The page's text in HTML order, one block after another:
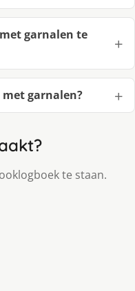
garnalen te
garnalen?
te staan.